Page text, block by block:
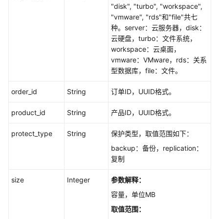
"disk", "turbo", "workspace",
"vmware", "rds"和"file"共七
种。server：云服务器，disk：
云硬盘，turbo：文件系统，
workspace：云桌面，
vmware：VMware，rds：关系
型数据库，file：文件。
order_id String 订单ID，UUID格式。
product_id String 产品ID，UUID格式。
protect_type String
保护类型，取值范围如下：
backup：备份，replication：
复制
size Integer
参数解释：
容量，单位MB
取值范围：